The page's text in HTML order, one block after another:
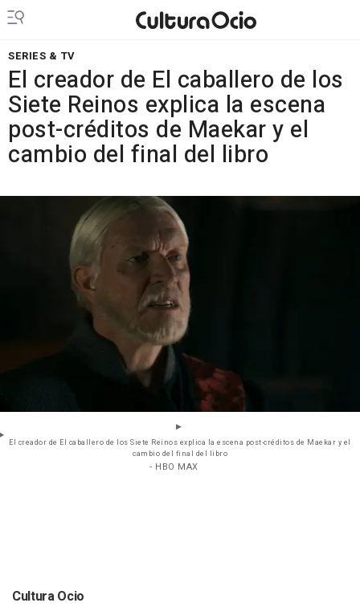
SERIES & TV
El creador de El caballero de los
Siete Reinos explica la escena
post-créditos de Maekar y el
cambio del final del libro
El creador de El caballero de los Siete Reinos explica la escena post-créditos de Maekar y el
cambio del final del libro
- HBO MAX
Cultura Ocio